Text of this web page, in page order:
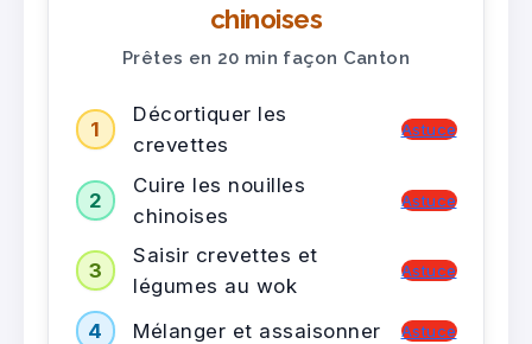
chinoises
Prêtes en 20 min façon Canton
1
Décortiquer les
crevettes
Astuce
2
Cuire les nouilles
chinoises
Astuce
3
Saisir crevettes et
légumes au wok
Astuce
4 Mélanger et assaisonner Astuce